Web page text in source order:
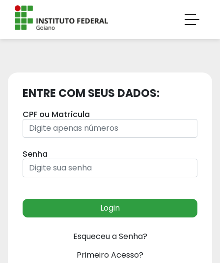
ENTRE COM SEUS DADOS:
CPF ou Matrícula
Senha
Login
Esqueceu a Senha?
Primeiro Acesso?